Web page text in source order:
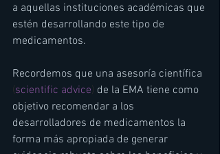
a aquellas instituciones académicas que
estén desarrollando este tipo de
medicamentos.
Recordemos que una asesoría científica
(scientific advice) de la EMA tiene como
objetivo recomendar a los
desarrolladores de medicamentos la
forma más apropiada de generar